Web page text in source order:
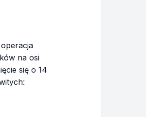
na osi
się o 14